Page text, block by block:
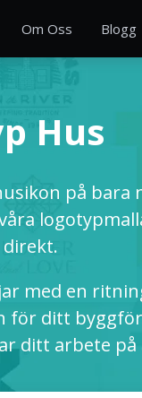
Om Oss Blogg
Hus
på
direkt.
med en
för ditt
ditt arbete på